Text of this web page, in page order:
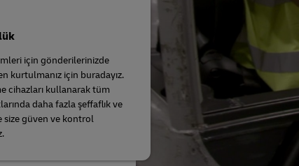
için gönderilerinizde
kurtulmanız için buradayız.
cihazları kullanarak tüm
daha fazla şeffaflık ve
size güven ve kontrol